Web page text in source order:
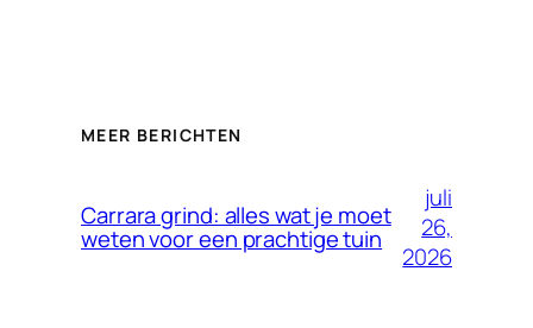
MEER BERICHTEN
Carrara grind: alles wat je moet
weten voor een prachtige tuin
juli
26,
2026